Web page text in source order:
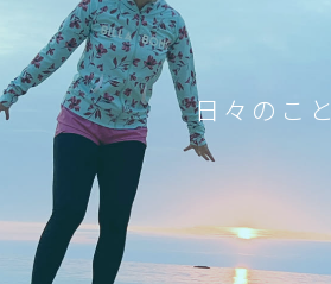
日々のこと